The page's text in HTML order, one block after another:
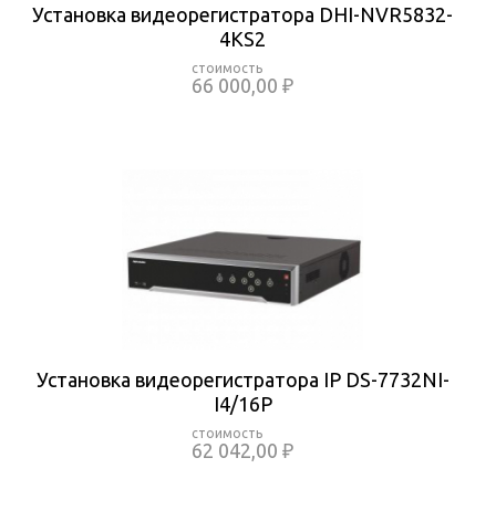
Установка видеорегистратора DHI-NVR5832-
4KS2
66 000,00 ₽
Установка видеорегистратора IP DS-7732NI-
I4/16P
62 042,00 ₽